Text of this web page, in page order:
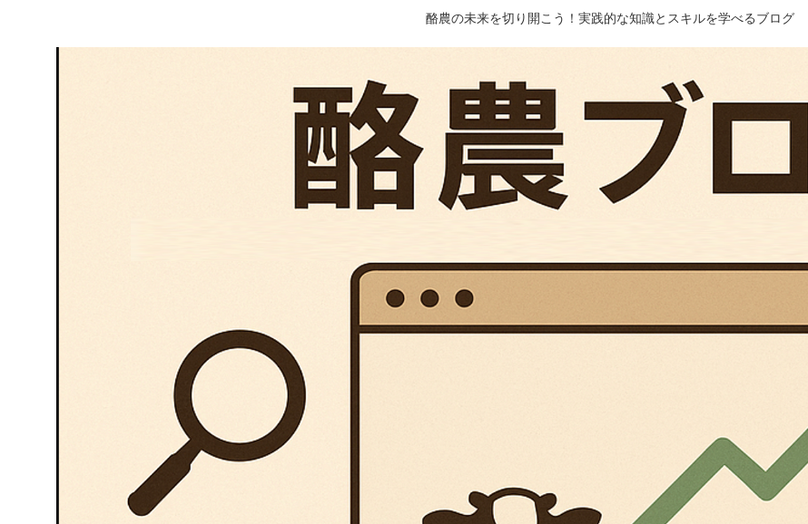
酪農の未来を切り開こう！実践的な知識とスキルを学べるブログ